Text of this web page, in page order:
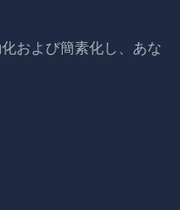
および簡素化し、あな